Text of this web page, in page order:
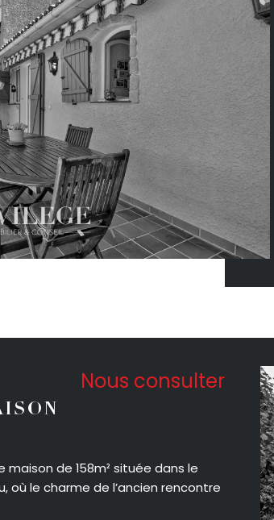
Nous consulter
de 158m² située dans le
où le charme de l’ancien rencontre